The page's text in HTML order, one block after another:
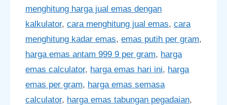
menghitung harga jual emas dengan
kalkulator, cara menghitung jual emas, cara
menghitung kadar emas, emas putih per gram,
harga emas antam 999 9 per gram, harga
emas calculator, harga emas hari ini, harga
emas per gram, harga emas semasa
calculator, harga emas tabungan pegadaian,